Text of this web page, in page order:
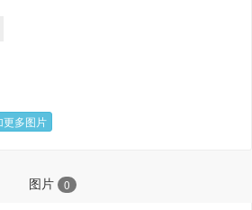
更多图片
图片 0